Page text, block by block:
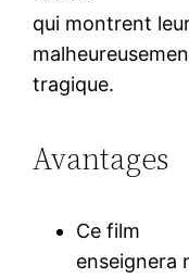
qui montrent
tragique.
Avantages
Ce film
enseignera